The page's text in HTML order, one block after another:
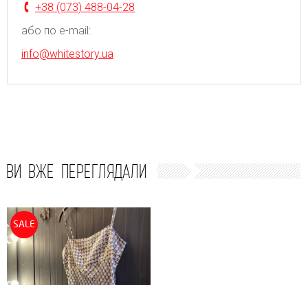
+38 (073) 488-04-28
або по e-mail:
info@whitestory.ua
ВИ ВЖЕ ПЕРЕГЛЯДАЛИ
SALE